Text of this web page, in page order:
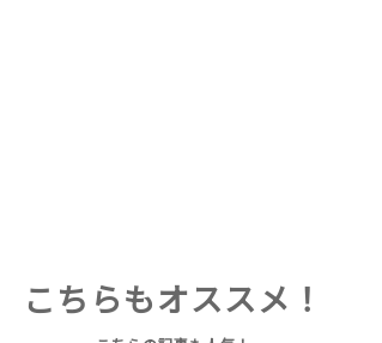
こちらもオススメ！